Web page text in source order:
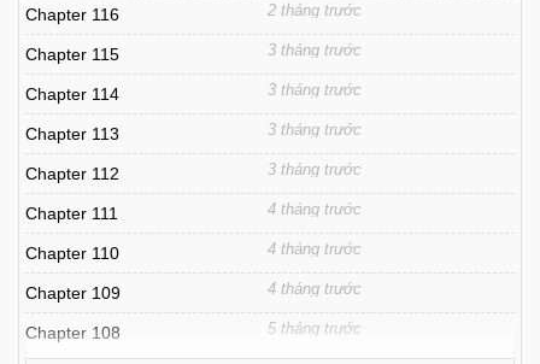
Chapter 116 2 tháng trước
Chapter 115 3 tháng trước
Chapter 114 3 tháng trước
Chapter 113 3 tháng trước
Chapter 112 3 tháng trước
Chapter 111 4 tháng trước
Chapter 110 4 tháng trước
Chapter 109 4 tháng trước
Chapter 108 5 tháng trước